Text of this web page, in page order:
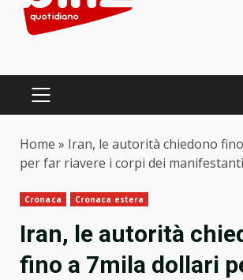
PRIMARY
Home » Iran, le autorità chiedono
per far riavere i corpi dei
Cronaca Cronaca estera
Iran, le autorità
fino a 7mila dollari